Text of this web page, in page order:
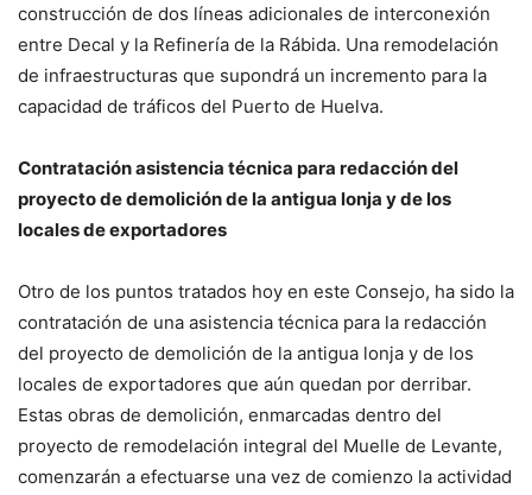
construcción de dos líneas adicionales de interconexión
entre Decal y la Refinería de la Rábida. Una remodelación
de infraestructuras que supondrá un incremento para la
capacidad de tráficos del Puerto de Huelva.
Contratación asistencia técnica para redacción del
proyecto de demolición de la antigua lonja y de los
locales de exportadores
Otro de los puntos tratados hoy en este Consejo, ha sido la
contratación de una asistencia técnica para la redacción
del proyecto de demolición de la antigua lonja y de los
locales de exportadores que aún quedan por derribar.
Estas obras de demolición, enmarcadas dentro del
proyecto de remodelación integral del Muelle de Levante,
comenzarán a efectuarse una vez de comienzo la actividad